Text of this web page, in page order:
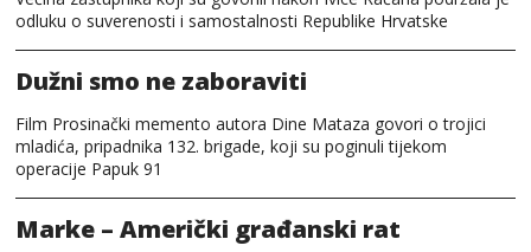
odluku o suverenosti i samostalnosti Republike Hrvatske
Dužni smo ne zaboraviti
Film Prosinački memento autora Dine Mataza govori o trojici
mladića, pripadnika 132. brigade, koji su poginuli tijekom
operacije Papuk 91
Marke – Američki građanski rat